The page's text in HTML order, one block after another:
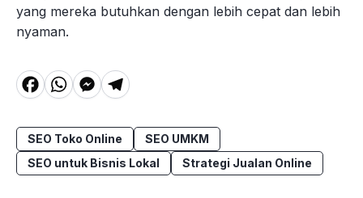
yang mereka butuhkan dengan lebih cepat dan lebih
nyaman.
F
c
e
W
a
t
M
s
s
T
e
g
SEO Toko Online
SEO UMKM
SEO untuk Bisnis Lokal
Strategi Jualan Online